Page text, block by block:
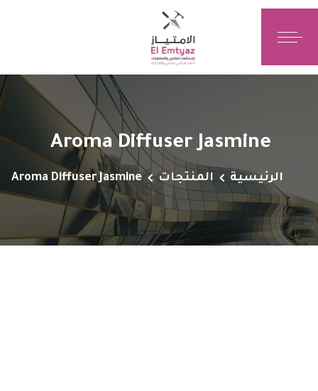
Aroma Diffuser Jasmine
الرئيسية المنتجات Aroma Diffuser Jasmine